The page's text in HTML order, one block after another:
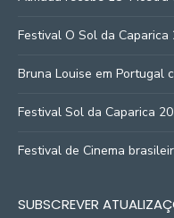
Festival O Sol da Caparica
Bruna Louise em Portugal
Festival Sol da Caparica
Festival de Cinema
SUBSCREVER